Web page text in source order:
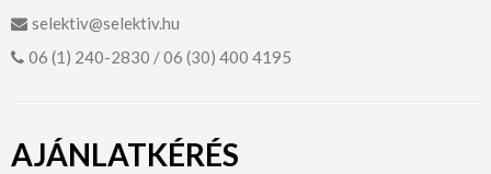
selektiv@selektiv.hu
06 (1) 240-2830 / 06 (30) 400 4195
AJÁNLATKÉRÉS